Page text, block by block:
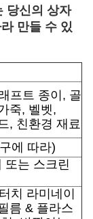
당신의 상자
만들 수 있
프트 종이, 골
죽, 벨벳,
, 친환경 재료
에 따라)
또는 스크린
치 라미네이
름 & 플라스